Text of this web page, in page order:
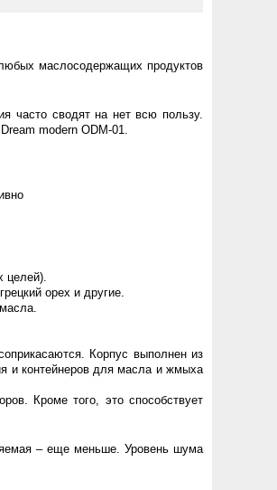
маслосодержащих продуктов
часто сводят на нет всю пользу.
modern ODM-01.
целей).
орех и другие.
Корпус выполнен из
и контейнеров для масла и жмыха
Кроме того, это способствует
– еще меньше. Уровень шума